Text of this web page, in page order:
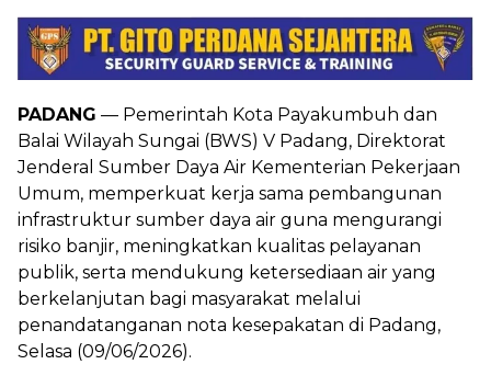
PADANG — Pemerintah Kota Payakumbuh dan
Balai Wilayah Sungai (BWS) V Padang, Direktorat
Jenderal Sumber Daya Air Kementerian Pekerjaan
Umum, memperkuat kerja sama pembangunan
infrastruktur sumber daya air guna mengurangi
risiko banjir, meningkatkan kualitas pelayanan
publik, serta mendukung ketersediaan air yang
berkelanjutan bagi masyarakat melalui
penandatanganan nota kesepakatan di Padang,
Selasa (09/06/2026).